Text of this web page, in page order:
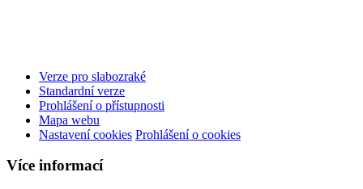
Verze pro slabozraké
Standardní verze
Prohlášení o přístupnosti
Mapa webu
Nastavení cookies Prohlášení o cookies
Více informací